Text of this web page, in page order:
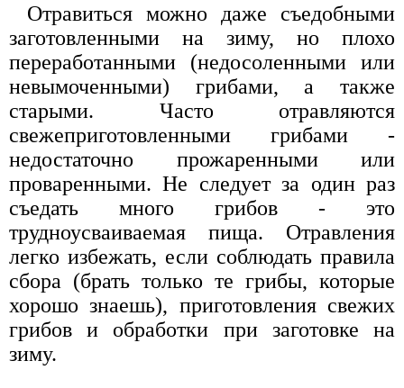
Отравиться можно даже съедобными
заготовленными на зиму, но плохо
переработанными (недосоленными или
невымоченными) грибами, а также
старыми. Часто отравляются
свежеприготовленными грибами -
недостаточно прожаренными или
проваренными. Не следует за один раз
съедать много грибов - это
трудноусваиваемая пища. Отравления
легко избежать, если соблюдать правила
сбора (брать только те грибы, которые
хорошо знаешь), приготовления свежих
грибов и обработки при заготовке на
зиму.